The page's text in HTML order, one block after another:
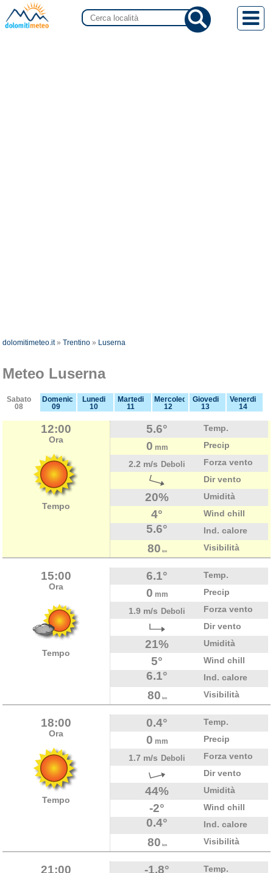
dolomitimeteo.it»Trentino » Luserna
Meteo Luserna
Sabato
08
Domenica
09
Lunedi
10
Martedi
11
Mercoledi
12
Giovedi
13
Venerdi
14
12:00
Ora
Tempo
5.6° Temp.
0 mm
Precip
2.2 m/s Deboli
Forza vento
Dir vento
20% Umidità
4° Wind chill
5.6° Ind. calore
80 km Visibilità
15:00
Ora
Tempo
6.1° Temp.
0 mm
Precip
1.9 m/s Deboli
Forza vento
Dir vento
21% Umidità
5° Wind chill
6.1° Ind. calore
80 km Visibilità
18:00
Ora
Tempo
0.4° Temp.
0 mm
Precip
1.7 m/s Deboli
Forza vento
Dir vento
44% Umidità
-2° Wind chill
0.4° Ind. calore
80 km Visibilità
21:00 -1.8° Temp.